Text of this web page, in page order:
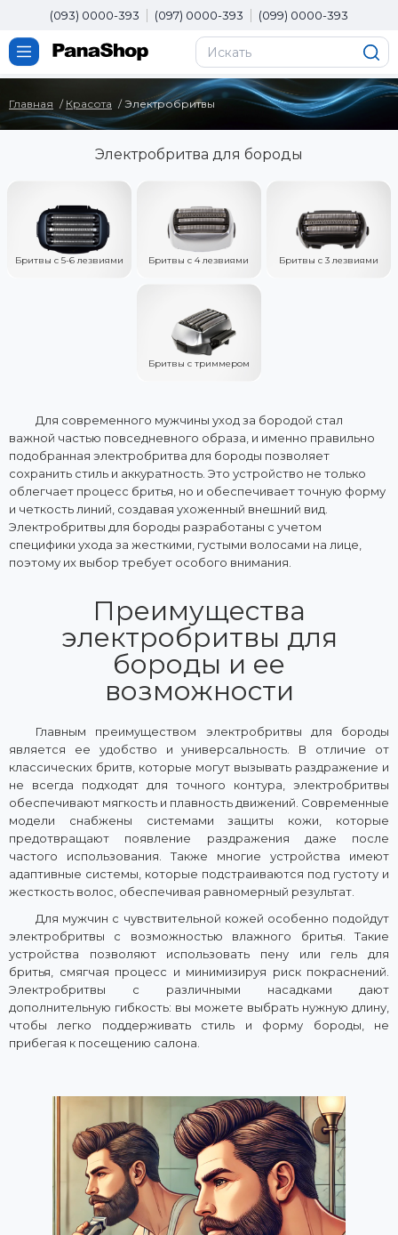
(093) 0000-393 (097) 0000-393 (099) 0000-393
Главная Красота Электробритвы
Электробритва для бороды
Бритвы с 5-6 лезвиями Бритвы с 4 лезвиями Бритвы с 3 лезвиями
Бритвы с триммером
Для современного мужчины уход за бородой стал
важной частью повседневного образа, и именно правильно
подобранная электробритва для бороды позволяет
сохранить стиль и аккуратность. Это устройство не только
облегчает процесс бритья, но и обеспечивает точную форму
и четкость линий, создавая ухоженный внешний вид.
Электробритвы для бороды разработаны с учетом
специфики ухода за жесткими, густыми волосами на лице,
поэтому их выбор требует особого внимания.
Преимущества
электробритвы для
бороды и ее
возможности
Главным преимуществом электробритвы для бороды
является ее удобство и универсальность. В отличие от
классических бритв, которые могут вызывать раздражение и
не всегда подходят для точного контура, электробритвы
обеспечивают мягкость и плавность движений. Современные
модели снабжены системами защиты кожи, которые
предотвращают появление раздражения даже после
частого использования. Также многие устройства имеют
адаптивные системы, которые подстраиваются под густоту и
жесткость волос, обеспечивая равномерный результат.
Для мужчин с чувствительной кожей особенно подойдут
электробритвы с возможностью влажного бритья. Такие
устройства позволяют использовать пену или гель для
бритья, смягчая процесс и минимизируя риск покраснений.
Электробритвы с различными насадками дают
дополнительную гибкость: вы можете выбрать нужную длину,
чтобы легко поддерживать стиль и форму бороды, не
прибегая к посещению салона.